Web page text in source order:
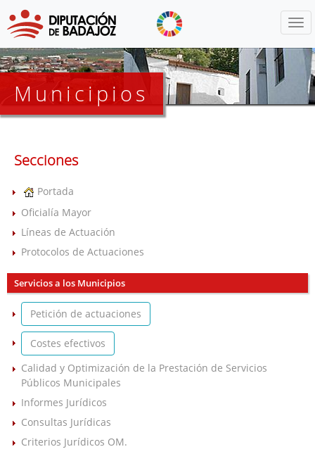
Municipios
Secciones
Portada
Oficialía Mayor
Líneas de Actuación
Protocolos de Actuaciones
Servicios a los Municipios
Petición de actuaciones
Costes efectivos
Calidad y Optimización de la Prestación de Servicios
Públicos Municipales
Informes Jurídicos
Consultas Jurídicas
Criterios Jurídicos OM.